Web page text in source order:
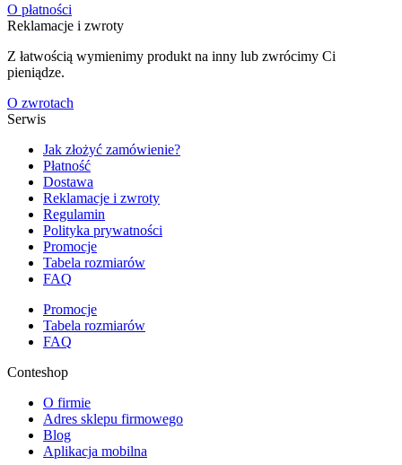
O płatności
Reklamacje i zwroty
Z łatwością wymienimy produkt na inny lub zwrócimy Ci
pieniądze.
O zwrotach
Serwis
Jak złożyć zamówienie?
Płatność
Dostawa
Reklamacje i zwroty
Regulamin
Polityka prywatności
Promocje
Tabela rozmiarów
FAQ
Promocje
Tabela rozmiarów
FAQ
Conteshop
O firmie
Adres sklepu firmowego
Blog
Aplikacja mobilna